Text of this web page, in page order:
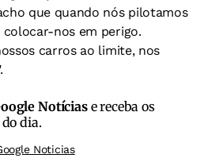
que quando nós pilotamos
nos em perigo.
carros ao limite, nos
Notíciase receba os
dia.
Noticias